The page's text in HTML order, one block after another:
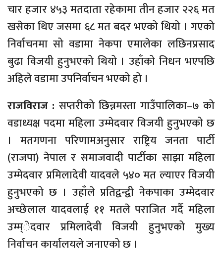
चार हजार ४५३ मतदाता रहेकामा तीन हजार २२६ मत
खसेका थिए जसमा ६८ मत बदर भएको थियो । गएको
निर्वाचनमा सो वडामा नेकपा एमालेका लछिनप्रसाद
बुढा विजयी हुनुभएको थियो । उहाँको निधन भएपछि
अहिले वडामा उपनिर्वाचन भएको हो ।
राजविराज : सप्तरीको छिन्नमस्ता गाउँपालिका–७ को
वडाध्यक्ष पदमा महिला उम्मेदवार विजयी हुनुभएको छ
। मतगणना परिणामअनुसार राष्ट्रिय जनता पार्टी
(राजपा) नेपाल र समाजवादी पार्टीका साझा महिला
उम्मेदवार प्रमिलादेवी यादवले ५४० मत ल्याएर विजयी
हुनुभएको छ । उहाँले प्रतिद्वन्द्वी नेकपाका उम्मेदवार
अच्छेलाल यादवलाई ११ मतले पराजित गर्दै महिला
उम्म्ेदवार प्रमिलादेवी विजयी हुनुभएको मुख्य
निर्वाचन कार्यालयले जनाएको छ ।